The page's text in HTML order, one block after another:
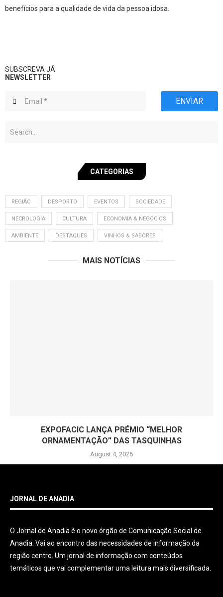
benefícios para a qualidade de vida da pessoa idosa.
SUBSCREVA JÁ
NEWSLETTER
ENVIAR
CATEGORIAS
REGIÃO DESPORTO EVENTOS SOCIEDADE
NECROLOGIA CULTURA ECONOMIA & NEGÓCIOS
AMBIENTE DESTAQUES VINHOS & SABORES
MAIS NOTÍCIAS
EXPOFACIC LANÇA PRÉMIO “MELHOR
ORNAMENTAÇÃO” DAS TASQUINHAS
August 4, 2026
JORNAL DE ANADIA
O Jornal de Anadia é o novo órgão de Comunicação Social de
Anadia. Vai ao encontro das necessidades de informação da
região centro. Um jornal de informação com conteúdos
temáticos que vai complementar uma leitura mais diversificada.